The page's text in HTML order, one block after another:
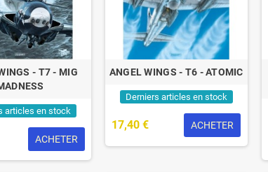
- T7 - MIG
articles en stock
ACHETER
ANGEL WINGS - T6 - ATOMIC
Derniers articles en stock
17,40 € ACHETER